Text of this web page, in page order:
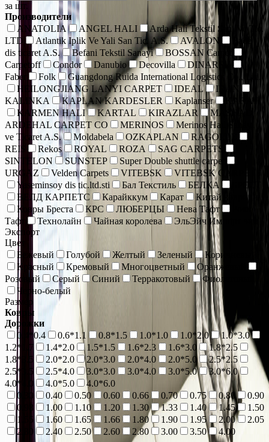
за шт.
Производители
ANATOLIA
ANGEL HALI
Arda Hali Tekstil San. Ve Tic.
LTD
Atlantik Iplik Ve Yali San Tic. A.S. AVALON
Bade
dis ticaret A.S.
Befani Tekstil Sanayi
BOSSAN Carpet
Carpetoff
Condor Danubio Decovilla
DINARSU
Faber
Folk
Guangdong Ruida International Logistics Co., Ltd.
HEILONGJIANG LANYI CARPET
IDEAL
IRAN
KALINKA
KAPLAN KARDESLER Kaplanser
KARAT
KARMEN HALI
KARTAL KIRAZLAR
MASHAD
ARDEHAL CARPET CO
MERINOS
Merinos Hall Sanayi
ve Ticaret A.S.
Moldabela OZKAPLAN
RAGOLLE
REIS
Rekos ROYAL ROZA
SAG CARPETS
SINTELON
SUNSTEP
Super Double shuttle carpet
URGAZ
Velden Carpets VITEBSK
VITEBSK CARPETS
Yaseminsoy dis tic.ltd.sti
Бал Текстиль БЕЛКА
БРЕСТ
ВЕЛД КАРПЕТС
Карайккум Карат
Китай коврики
Ковры Бреста
КРС ЛЮБЕРЦЫ Нева Тафт
Тафт
Технолайн Чайная королева
ЭльЭйч Импорт энд
Экспорт
Цвет
Бежевый
Голубой Желтый Зеленый
Коричневый
Красный
Кремовый Многоцветный
Оранжевый
Розовый
Серый Синий Терракотовый
Фиолетовый
Черно-белый
Размер
Ковры
Дорожки
0.4*0.4
0.6*1.1 0.8*1.5 1.0*1.0 1.0*2.0
1.0*3.0
1.2*1.7
1.4*2.0 1.5*1.5 1.6*2.3 1.6*3.0
1.8*2.5
1.8*3.5
2.0*2.0 2.0*3.0 2.0*4.0 2.0*5.0
2.5*2.5
2.5*3.5
2.5*4.0 3.0*3.0 3.0*4.0 3.0*5.0
3.0*6.0
4.0*4.0
4.0*5.0
4.0*6.0
0.30
0.40 0.50 0.60 0.66 0.70 0.75 0.80
0.90
0.98
1.00 1.10 1.20 1.30 1.33 1.40 1.45
1.50
1.55
1.60 1.65 1.66 1.80 1.90 1.95 2.00
2.05
2.30
2.40 2.50 2.60 2.80 3.00 3.50 4.00